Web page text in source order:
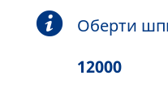
Оберти
12000